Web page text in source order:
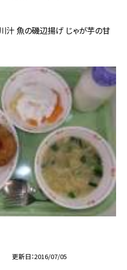
汁 魚の磯辺揚げ じゃが芋の甘
更新日 2016/07/05